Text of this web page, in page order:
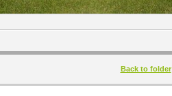
Back to folder